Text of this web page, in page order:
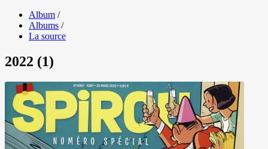
Album /
Albums /
La source
2022 (1)